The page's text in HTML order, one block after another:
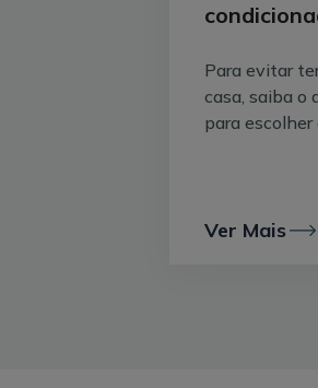
Para evitar
casa, saiba o
para escolher
Ver Mais